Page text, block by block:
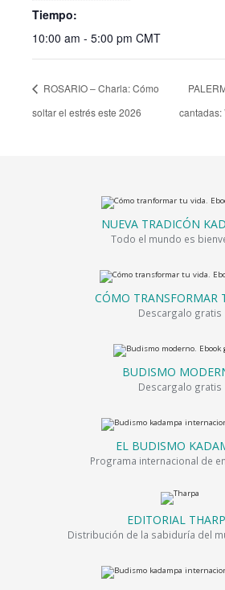
Tiempo:
10:00 am - 5:00 pm CMT
ROSARIO – Charla: Cómo
soltar el estrés este 2026
cantadas:
NUEVA TRADICÓN
Todo el mundo es
CÓMO TRANSFORMAR
Descargalo gratis
BUDISMO
Descargalo gratis
EL BUDISMO
Programa internacional de
EDITORIAL
Distribución de la sabiduría del